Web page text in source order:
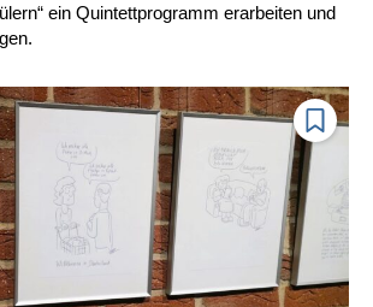
ein Quintettprogramm erarbeiten und